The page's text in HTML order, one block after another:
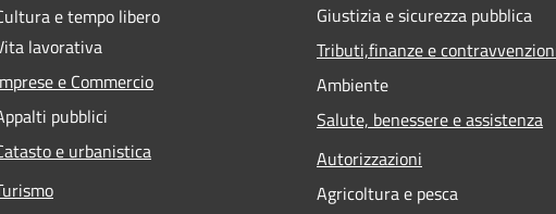
e tempo libero
lavorativa
e Commercio
pubblici
e urbanistica
Giustizia e sicurezza pubblica
Tributi,finanze e
Ambiente
Salute, benessere e assistenza
Autorizzazioni
Agricoltura e pesca